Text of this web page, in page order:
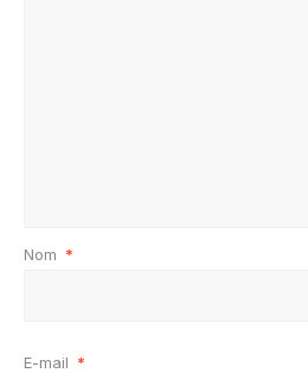
Nom *
E-mail *